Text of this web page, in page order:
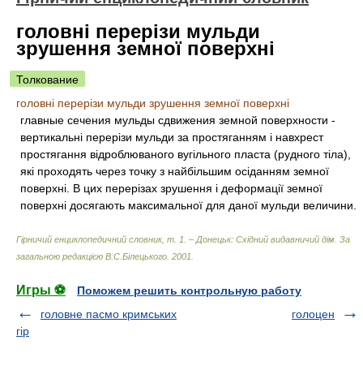
головні перерізи мульди
зрушення земної поверхні
Толкование
головні перерізи мульди зрушення земної поверхні
главные сечения мульды сдвижения земной поверхности -
вертикальні перерізи мульди за простяганням і навхрест
простягання відроблюваного вугільного пласта (рудного тіла),
які проходять через точку з найбільшим осіданням земної
поверхні. В цих перерізах зрушення і деформації земної
поверхні досягають максимальної для даної мульди величини.
Гірничий енциклопедичний словник, т. 1. – Донецьк: Східний видавничий дім За
загальною редакцією В.С.Білецького 2001
Игры ⚽
Поможем решить контрольную работу
головне пасмо кримських
гір
голоцен